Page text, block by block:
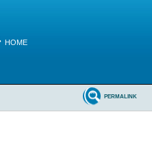
HOME
PERMALINK